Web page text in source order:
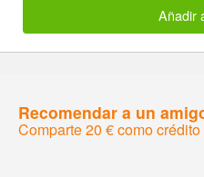
Añadir
Recomendar a un
Comparte 20 € como crédito